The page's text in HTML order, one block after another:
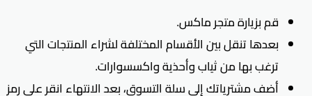
قم بزيارة متجر ماكس.
بعدها تنقل بين الأقسام المختلفة لشراء المنتجات التي
ترغب بها من ثياب وأحذية واكسسوارات.
أضف مشترياتك إلى سلة التسوق، بعد الانتهاء انقر على رمز